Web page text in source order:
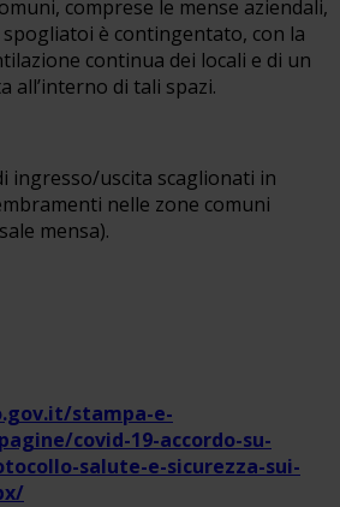
comprese le mense aziendali,
è contingentato, con la
continua dei locali e di un
all’interno di tali spazi.
ingresso/uscita scaglionati in
nelle zone comuni
mensa).
stampa-e-
covid-19-accordo-su-
salute-e-sicurezza-sui-